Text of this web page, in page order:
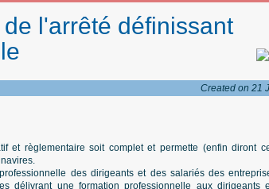
l'arrêté définissant
Created on 21
et règlementaire soit complet et permette (enfin diront
des dirigeants et des salariés des
délivrant une formation professionnelle aux dirigeants